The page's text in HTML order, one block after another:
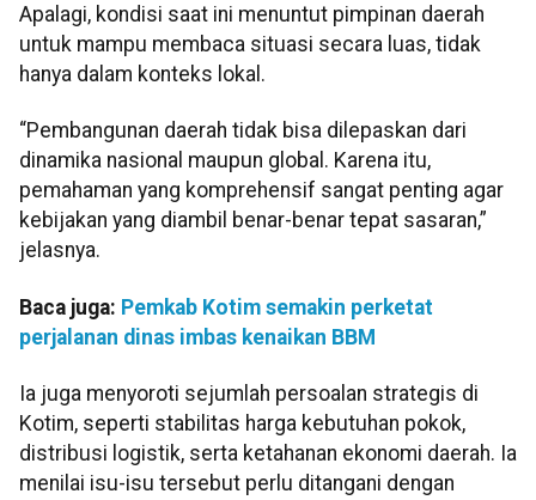
Apalagi, kondisi saat ini menuntut pimpinan daerah
untuk mampu membaca situasi secara luas, tidak
hanya dalam konteks lokal.
“Pembangunan daerah tidak bisa dilepaskan dari
dinamika nasional maupun global. Karena itu,
pemahaman yang komprehensif sangat penting agar
kebijakan yang diambil benar-benar tepat sasaran,”
jelasnya.
Baca juga: Pemkab Kotim semakin perketat
perjalanan dinas imbas kenaikan BBM
Ia juga menyoroti sejumlah persoalan strategis di
Kotim, seperti stabilitas harga kebutuhan pokok,
distribusi logistik, serta ketahanan ekonomi daerah. Ia
menilai isu-isu tersebut perlu ditangani dengan